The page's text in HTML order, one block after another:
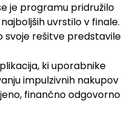
je programu pridružilo
uvrstilo v finale.
svoje rešitve predstavile
ki uporabnike
impulzivnih nakupov
finančno odgovorno